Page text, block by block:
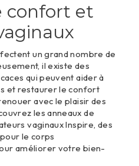
confort et
un grand nombre de
il existe des
qui peuvent aider à
et restaurer le confort
avec le plaisir des
les anneaux de
vaginaux Inspire, des
le corps
améliorer votre bien-